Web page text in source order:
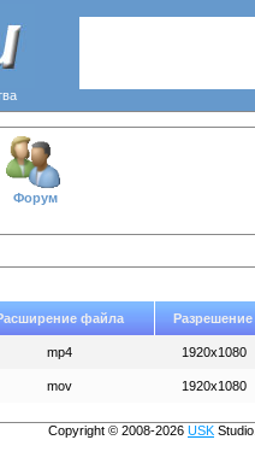
Форум
файла Разрешение
mp4 1920x1080
mov 1920x1080
Copyright © 2008-2026 USK Studio.